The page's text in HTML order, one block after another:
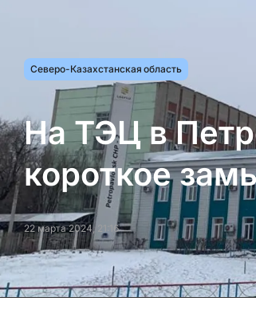
Северо-Казахстанская область
На ТЭЦ в
короткое
22 марта 2024, 21:16